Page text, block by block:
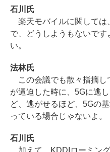
石川氏
楽天モバイルに関しては
で、どうしようもないで
い。
法林氏
この会議でも散々指摘し
が逼迫した時に、5Gに逃
ど、逃がせるほど、5Gの
っている場合じゃないよ。
石川氏
加えて、KDDIローミン